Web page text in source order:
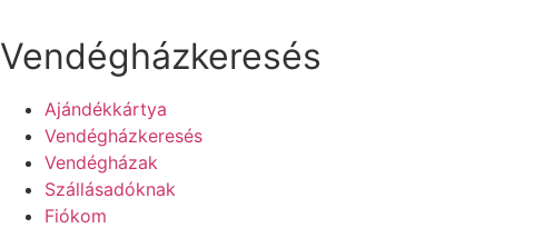
a
tartalomhoz
Vendégházkeresés
Ajándékkártya
Vendégházkeresés
Vendégházak
Szállásadóknak
Fiókom